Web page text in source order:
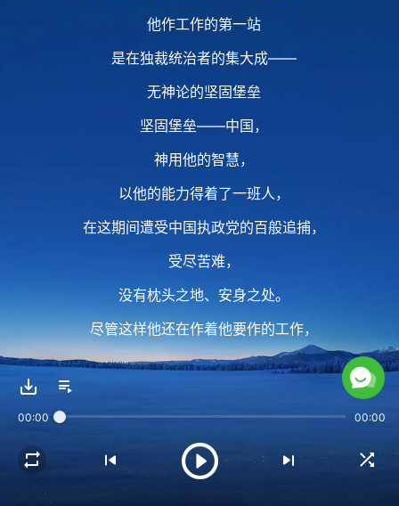
他作工作的第一站
是在独裁统治者的集大成——
无神论的坚固堡垒
坚固堡垒——中国，
神用他的智慧，
以他的能力得着了一班人，
在这期间遭受中国执政党的百般追捕，
受尽苦难，
没有枕头之地、安身之处。
尽管这样他还在作着他要作的工作，
作着他要作的工作：
2 神的全能
00:00 00:00